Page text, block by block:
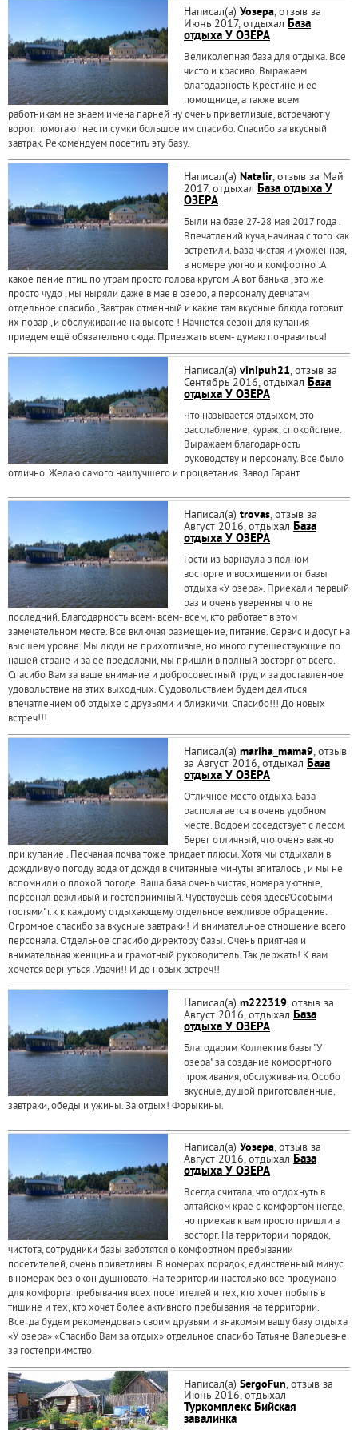
Написал(а) Уозера, отзыв за
Июнь 2017, отдыхал База
отдыха У ОЗЕРА
Великолепная база для отдыха. Все
чисто и красиво. Выражаем
благодарность Крестине и ее
помощнице, а также всем
работникам не знаем имена парней ну очень приветливые, встречают у
ворот, помогают нести сумки большое им спасибо. Спасибо за вкусный
завтрак. Рекомендуем посетить эту базу.
Написал(а) Natalir, отзыв за Май
2017, отдыхал База отдыха У
ОЗЕРА
Были на базе 27-28 мая 2017 года .
Впечатлений куча,начиная с того как
встретили. База чистая и ухоженная,
в номере уютно и комфортно .А
какое пение птиц по утрам просто голова кругом .А вот банька ,это же
просто чудо ,мы ныряли даже в мае в озеро, а персоналу девчатам
отдельное спасибо ,Завтрак отменный и какие там вкусные блюда готовит
их повар ,и обслуживание на высоте ! Начнется сезон для купания
приедем ещё обязательно сюда. Приезжать всем- думаю понравиться!
Написал(а) vinipuh21, отзыв за
Сентябрь 2016, отдыхал База
отдыха У ОЗЕРА
Что называется отдыхом, это
расслабление, кураж, спокойствие.
Выражаем благодарность
руководству и персоналу. Все было
отлично. Желаю самого наилучшего и процветания. Завод Гарант.
Написал(а) trovas, отзыв за
Август 2016, отдыхал База
отдыха У ОЗЕРА
Гости из Барнаула в полном
восторге и восхищении от базы
отдыха «У озера». Приехали первый
раз и очень уверенны что не
последний. Благодарность всем- всем- всем, кто работает в этом
замечательном месте. Все включая размещение, питание. Сервис и досуг на
высшем уровне. Мы люди не прихотливые, но много путешествующие по
нашей стране и за ее пределами, мы пришли в полный восторг от всего.
Спасибо Вам за ваше внимание и добросовестный труд и за доставленное
удовольствие на этих выходных. С удовольствием будем делиться
впечатлением об отдыхе с друзьями и близкими. Спасибо!!! До новых
встреч!!!
Написал(а) mariha_mama9, отзыв
за Август 2016, отдыхал База
отдыха У ОЗЕРА
Отличное место отдыха. База
располагается в очень удобном
месте. Водоем соседствует с лесом.
Берег отличный, что очень важно
при купание . Песчаная почва тоже придает плюсы. Хотя мы отдыхали в
дождливую погоду вода от дождя в считанные минуты впиталось , и мы не
вспомнили о плохой погоде. Ваша база очень чистая, номера уютные,
персонал вежливый и гостеприимный. Чувствуешь себя здесь"Особыми
гостями"т.к к каждому отдыхающему отдельное вежливое обращение.
Огромное спасибо за вкусные завтраки! И внимательное отношение всего
персонала. Отдельное спасибо директору базы. Очень приятная и
внимательная женщина и грамотный руководитель. Так держать! К вам
хочется вернуться .Удачи!! И до новых встреч!!
Написал(а) m222319, отзыв за
Август 2016, отдыхал База
отдыха У ОЗЕРА
Благодарим Коллектив базы "У
озера" за создание комфортного
проживания, обслуживания. Особо
вкусные, душой приготовленные,
завтраки, обеды и ужины. За отдых! Форыкины.
Написал(а) Уозера, отзыв за
Август 2016, отдыхал База
отдыха У ОЗЕРА
Всегда считала, что отдохнуть в
алтайском крае с комфортом негде,
но приехав к вам просто пришли в
восторг. На территории порядок,
чистота, сотрудники базы заботятся о комфортном пребывании
посетителей, очень приветливы. В номерах порядок, единственный минус
в номерах без окон душновато. На территории настолько все продумано
для комфорта пребывания всех посетителей и тех, кто хочет побыть в
тишине и тех, кто хочет более активного пребывания на территории.
Всегда будем рекомендовать своим друзьям и знакомым вашу базу отдыха
«У озера» «Спасибо Вам за отдых» отдельное спасибо Татьяне Валерьевне
за гостеприимство.
Написал(а) SergoFun, отзыв за
Июнь 2016, отдыхал
Туркомплекс Бийская
завалинка